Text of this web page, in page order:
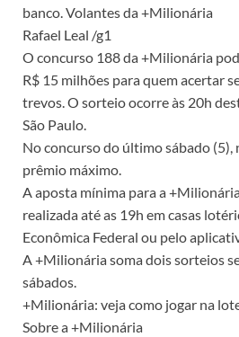
banco. Volantes da +Milionária
Rafael Leal /g1
O concurso 188 da +Milionária
R$ 15 milhões para quem acertar
trevos. O sorteio ocorre às 20h
São Paulo.
No concurso do último sábado (5),
prêmio máximo.
A aposta mínima para a
realizada até as 19h em casas
Econômica Federal ou pelo
A +Milionária soma dois sorteios
sábados.
+Milionária: veja como jogar na
Sobre a +Milionária